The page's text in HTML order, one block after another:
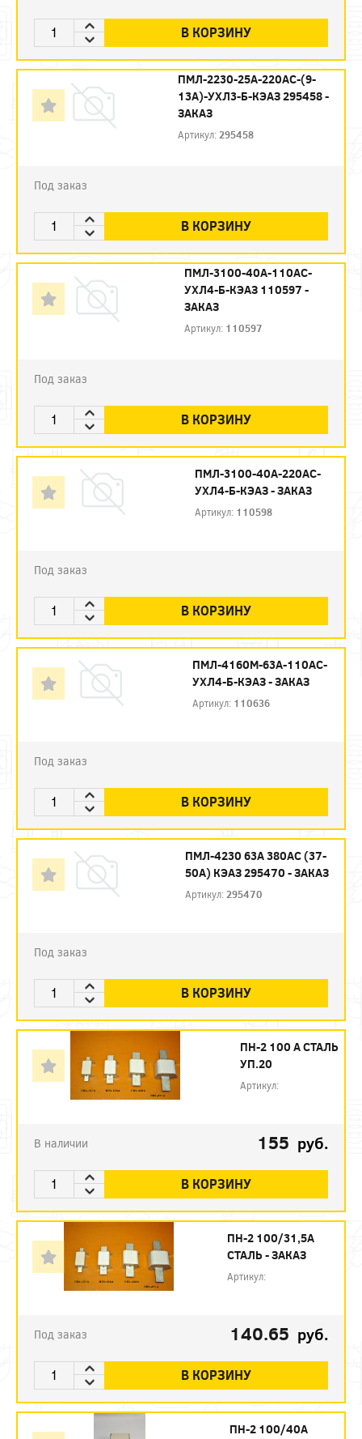
В КОРЗИНУ
ПМЛ-2230-25А-220AC-(9-
13А)-УХЛ3-Б-КЭАЗ 295458 -
ЗАКАЗ
Артикул: 295458
Под заказ
В КОРЗИНУ
ПМЛ-3100-40А-110AC-
УХЛ4-Б-КЭАЗ 110597 -
ЗАКАЗ
Артикул: 110597
Под заказ
В КОРЗИНУ
ПМЛ-3100-40А-220AC-
УХЛ4-Б-КЭАЗ - ЗАКАЗ
Артикул: 110598
Под заказ
В КОРЗИНУ
ПМЛ-4160М-63А-110AC-
УХЛ4-Б-КЭАЗ - ЗАКАЗ
Артикул: 110636
Под заказ
В КОРЗИНУ
ПМЛ-4230 63А 380AC (37-
50А) КЭАЗ 295470 - ЗАКАЗ
Артикул: 295470
Под заказ
В КОРЗИНУ
ПН-2 100 А СТАЛЬ
УП.20
Артикул:
В наличии 155 руб.
В КОРЗИНУ
ПН-2 100/31,5А
СТАЛЬ - ЗАКАЗ
Артикул:
Под заказ 140.65 руб.
В КОРЗИНУ
ПН-2 100/40А